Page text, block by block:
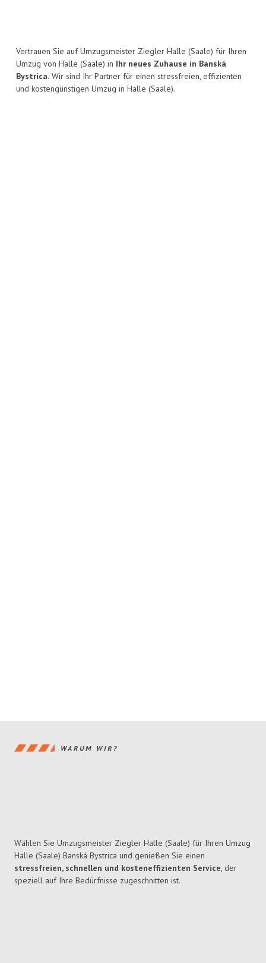
Vertrauen Sie auf Umzugsmeister Ziegler Halle (Saale) für Ihren
Umzug von Halle (Saale) in Ihr neues Zuhause in Banská
Bystrica. Wir sind Ihr Partner für einen stressfreien, effizienten
und kostengünstigen Umzug in Halle (Saale).
WARUM WIR?
Wählen Sie Umzugsmeister Ziegler Halle (Saale) für Ihren Umzug
Halle (Saale) Banská Bystrica und genießen Sie einen
stressfreien, schnellen und kosteneffizienten Service, der
speziell auf Ihre Bedürfnisse zugeschnitten ist.